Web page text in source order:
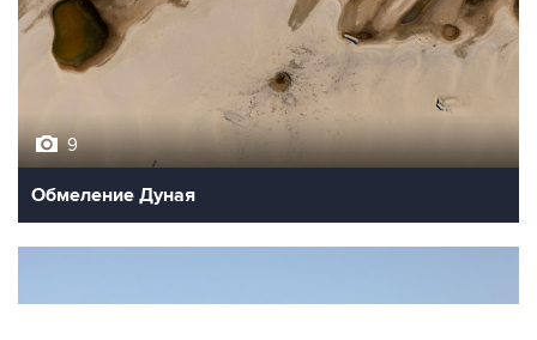
9
Обмеление Дуная